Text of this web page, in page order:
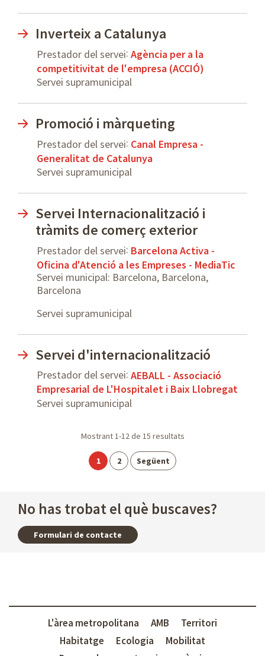
Inverteix a Catalunya
Prestador del servei: Agència per a la
competitivitat de l'empresa (ACCIÓ)
Servei supramunicipal
Promoció i màrqueting
Prestador del servei: Canal Empresa -
Generalitat de Catalunya
Servei supramunicipal
Servei Internacionalització i
tràmits de comerç exterior
Prestador del servei: Barcelona Activa -
Oficina d'Atenció a les Empreses - MediaTic
Servei municipal: Barcelona, Barcelona,
Barcelona
Servei supramunicipal
Servei d'internacionalització
Prestador del servei: AEBALL - Associació
Empresarial de L'Hospitalet i Baix Llobregat
Servei supramunicipal
Mostrant1-12de 15 resultats
Pàgina
1 Pàgina
2 Següent
No has trobat el què buscaves?
Formulari de contacte
L'àrea metropolitana AMB
Territori
Habitatge
Ecologia
Mobilitat